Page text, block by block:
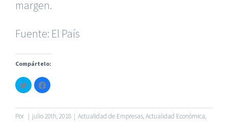
margen.
Fuente: El País
Compártelo:
Haz
clic
para
en
Twitter
(Se
Haz
clic
en
Facebook
(Se
Por | julio 20th, 2018 | Actualidad de Empresas,Actualidad Económica,
|Formación para Abogados
|Hacer Contrato De
© Copyright 2010 -
del sitio